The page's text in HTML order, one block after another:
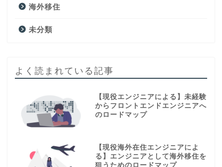
海外移住
未分類
よく読まれている記事
【現役エンジニアによる】未経験
からフロントエンドエンジニアへ
のロードマップ
【現役海外在住エンジニアによ
る】エンジニアとして海外移住を
狙うためのロードマップ